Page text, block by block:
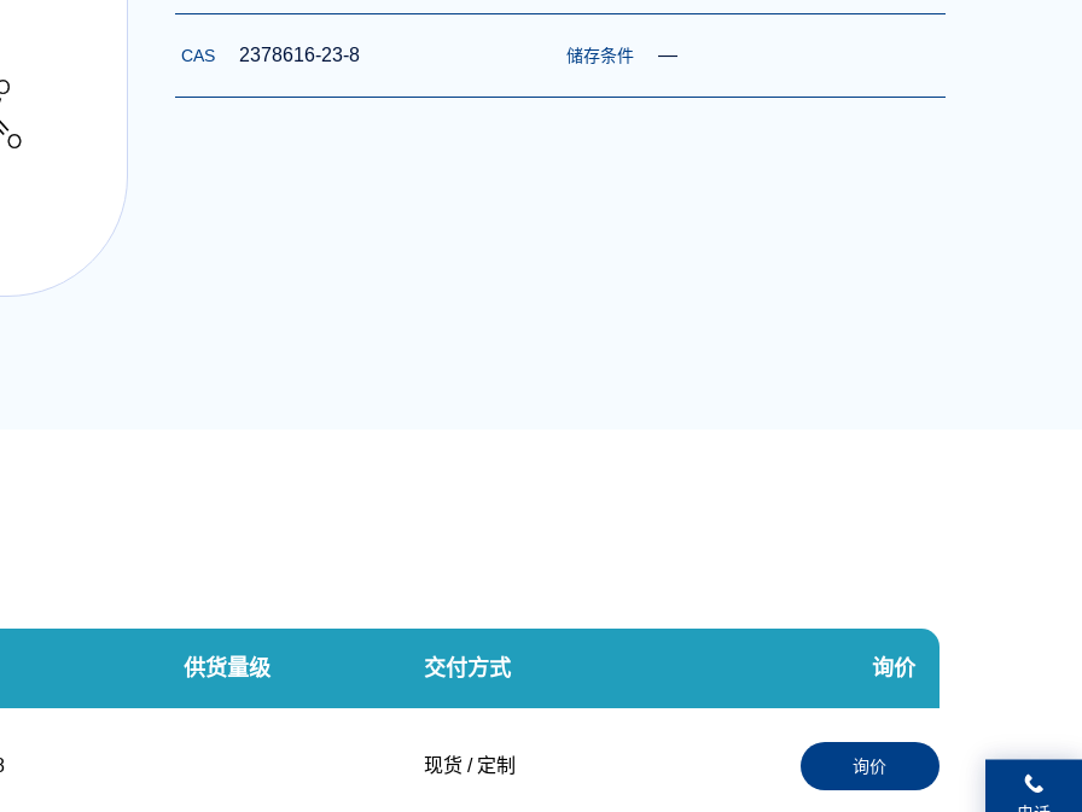
CAS 2378616-23-8 储存条件 —
供货量级 交付方式 询价
现货 / 定制 询价